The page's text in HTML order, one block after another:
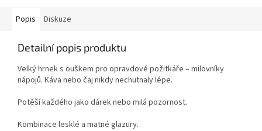
Popis Diskuze
Detailní popis produktu
Velký hrnek s ouškem pro opravdové požitkáře – milovníky
nápojů. Káva nebo čaj nikdy nechutnaly lépe.
Potěší každého jako dárek nebo milá pozornost.
Kombinace lesklé a matné glazury.